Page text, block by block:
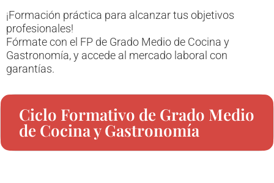
¡Formación práctica para alcanzar tus objetivos
profesionales!
Fórmate con el FP de Grado Medio de Cocina y
Gastronomía, y accede al mercado laboral con
garantías.
Ciclo Formativo de Grado Medio
de Cocina y Gastronomía